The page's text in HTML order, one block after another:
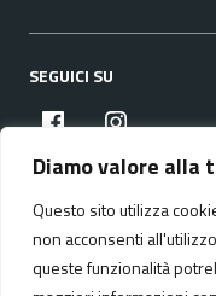
Diamo valore alla
Questo sito utilizza
non acconsenti
queste funzionalità
SEGUICI SU
facebookinstagram
Media policy